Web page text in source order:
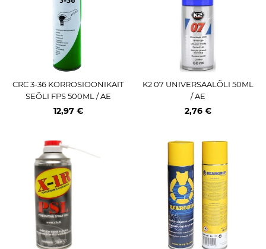
CRC 3-36 KORROSIOONIKAIT
SEÕLI FPS 500ML / AE
12,97 €
K2 07 UNIVERSAALÕLI 50ML
/ AE
2,76 €